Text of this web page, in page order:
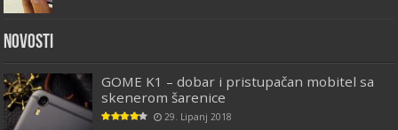
Novosti
GOME K1 – dobar i pristupačan mobitel sa
skenerom šarenice
29. Lipanj 2018